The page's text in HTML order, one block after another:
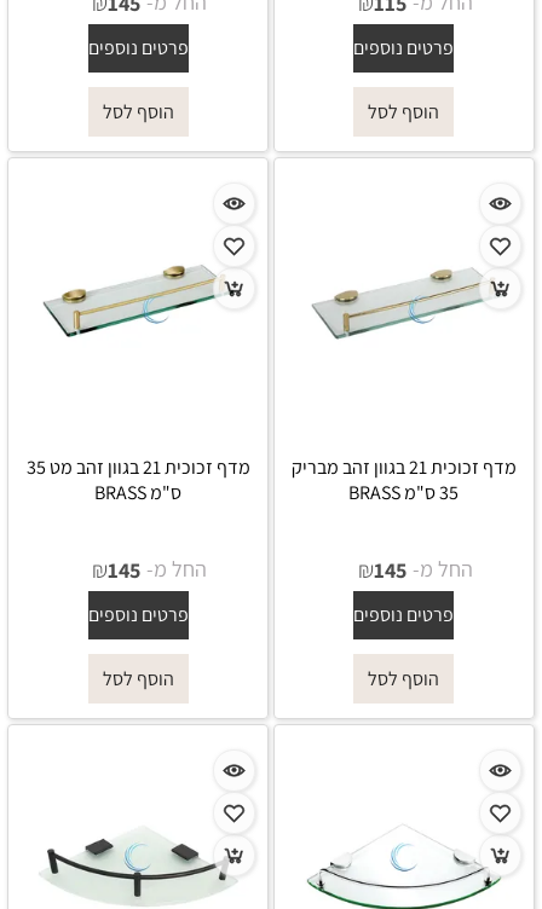
פרטים נוספים
הוסף לסל
פרטים נוספים
הוסף לסל
מדף זכוכית 21 בגוון זהב מבריק
35 ס"מ BRASS
החל מ- ₪145
פרטים נוספים
הוסף לסל
מדף זכוכית 21 בגוון זהב מט 35
ס"מ BRASS
החל מ- ₪145
פרטים נוספים
הוסף לסל